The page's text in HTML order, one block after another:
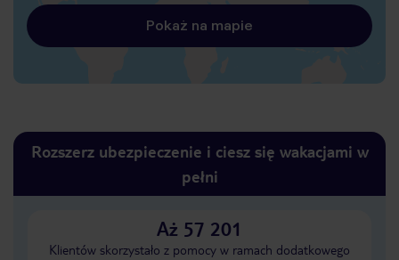
Pokaż na mapie
Rozszerz ubezpieczenie i ciesz się wakacjami w
pełni
Aż 57 201
Klientów skorzystało z pomocy w ramach dodatkowego